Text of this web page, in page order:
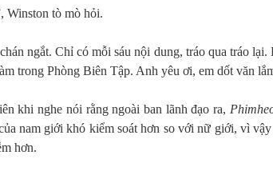
Winston tò mò hỏi.
ngắt. Chỉ có mỗi sáu nội dung, tráo qua tráo lại.
trong Phòng Biên Tập. Anh yêu ơi, em dốt văn
khi nghe nói rằng ngoài ban lãnh đạo ra,
nam giới khó kiểm soát hơn so với nữ giới, vì
hơn.